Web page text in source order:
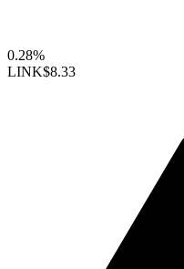
0.28%
LINK$8.33